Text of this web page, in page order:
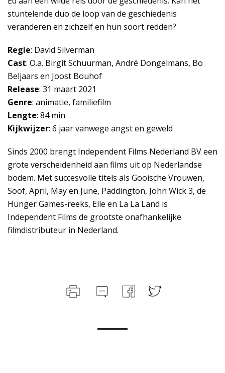
stuntelende duo de loop van de geschiedenis
veranderen en zichzelf en hun soort redden?
Regie: David Silverman
Cast: O.a. Birgit Schuurman, André Dongelmans, Bo
Beljaars en Joost Bouhof
Release: 31 maart 2021
Genre: animatie, familiefilm
Lengte: 84 min
Kijkwijzer: 6 jaar vanwege angst en geweld
Sinds 2000 brengt Independent Films Nederland BV een
grote verscheidenheid aan films uit op Nederlandse
bodem. Met succesvolle titels als Gooische Vrouwen,
Soof, April, May en June, Paddington, John Wick 3, de
Hunger Games-reeks, Elle en La La Land is
Independent Films de grootste onafhankelijke
filmdistributeur in Nederland.